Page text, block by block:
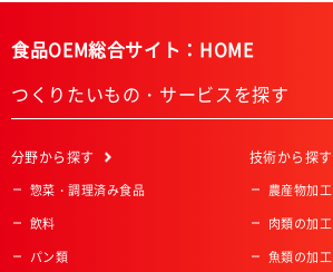
食品OEM総合サイト：HOME
つくりたいもの・サービスを探す
分野から探す
惣菜・調理済み食品
飲料
パン類
技術から探す
農産物加工
肉類の加工
魚類の加工